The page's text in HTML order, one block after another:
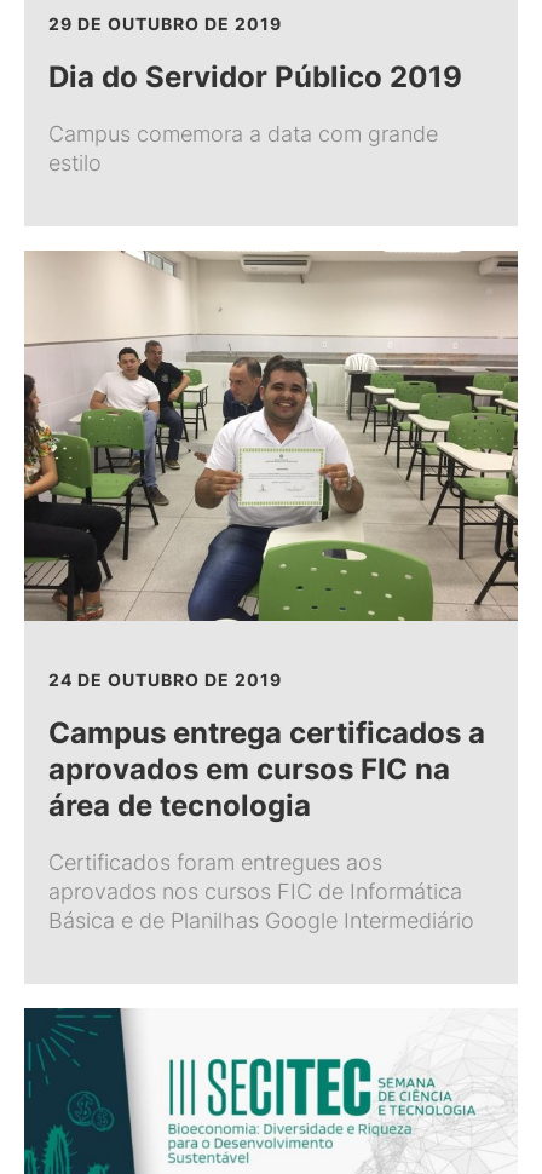
29 DE OUTUBRO DE 2019
Dia do Servidor Público 2019
Campus comemora a data com grande
estilo
24 DE OUTUBRO DE 2019
Campus entrega certificados a
aprovados em cursos FIC na
área de tecnologia
Certificados foram entregues aos
aprovados nos cursos FIC de Informática
Básica e de Planilhas Google Intermediário